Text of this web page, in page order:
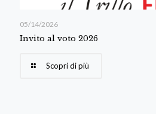
05/14/2026
Invito al voto 2026
Scopri di più